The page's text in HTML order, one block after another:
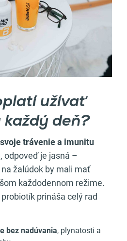
užívať
deň?
trávenie a imunitu
, odpoveď je jasná –
žalúdok by mali mať
každodennom režime.
prináša celý rad
bez nadúvania, plynatosti a